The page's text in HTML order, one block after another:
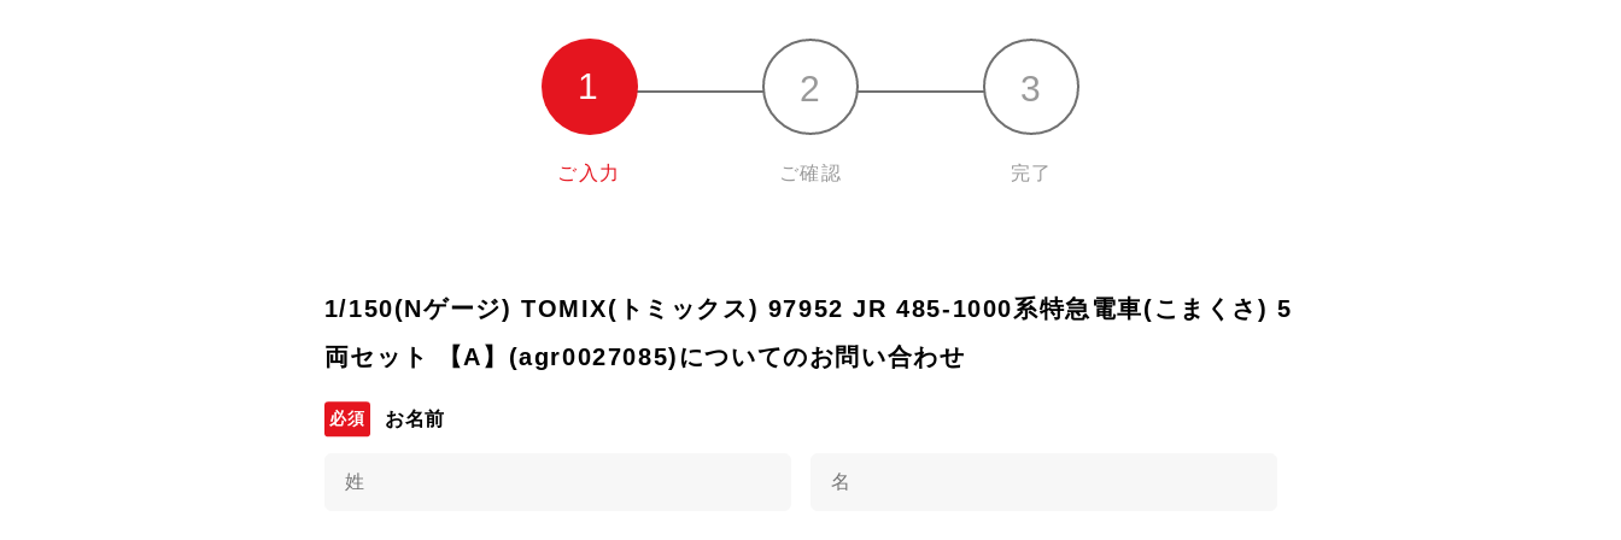
ご入力 ご確認 完了
1/150(Nゲージ) TOMIX(トミックス) 97952 JR 485-1000系特急電車(こまくさ) 5
両セット 【A】(agr0027085)についてのお問い合わせ
お名前